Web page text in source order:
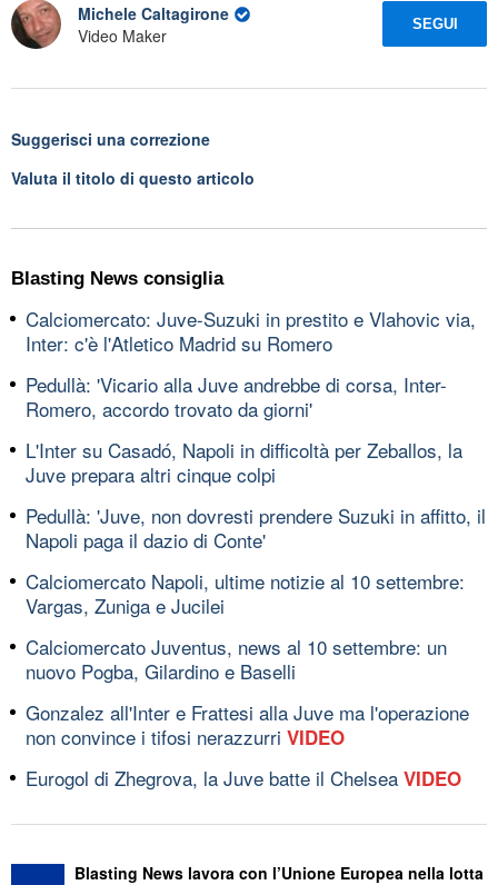
Michele Caltagirone
Video Maker
SEGUI
Suggerisci una correzione
Valuta il titolo di questo articolo
Blasting News consiglia
Calciomercato: Juve-Suzuki in prestito e Vlahovic via,
Inter: c'è l'Atletico Madrid su Romero
Pedullà: 'Vicario alla Juve andrebbe di corsa, Inter-
Romero, accordo trovato da giorni'
L'Inter su Casadó, Napoli in difficoltà per Zeballos, la
Juve prepara altri cinque colpi
Pedullà: 'Juve, non dovresti prendere Suzuki in affitto, il
Napoli paga il dazio di Conte'
Calciomercato Napoli, ultime notizie al 10 settembre:
Vargas, Zuniga e Jucilei
Calciomercato Juventus, news al 10 settembre: un
nuovo Pogba, Gilardino e Baselli
Gonzalez all'Inter e Frattesi alla Juve ma l'operazione
non convince i tifosi nerazzurri VIDEO
Eurogol di Zhegrova, la Juve batte il Chelsea VIDEO
Blasting News lavora con l’Unione Europea nella lotta